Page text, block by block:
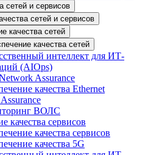
сетей и сервисов
сетей и сервисов
качества сетей
качества сетей
интеллект для ИТ-
(AIOps)
Assurance
качества Ethernet
ВОЛС
качества сервисов
качества сервисов
качества 5G